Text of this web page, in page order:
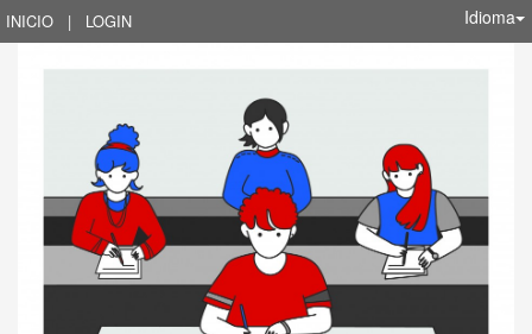
INICIO | LOGIN Idioma